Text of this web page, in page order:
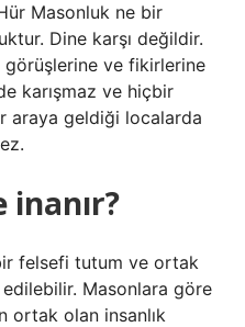
Masonluk ne bir
Dine karşı değildir.
görüşlerine ve fikirlerine
karışmaz ve hiçbir
araya geldiği localarda
inanır?
felsefi tutum ve ortak
Masonlara göre
ortak olan insanlık